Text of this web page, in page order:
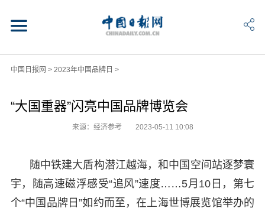
中国日报网 > 2023年中国品牌日 >
“大国重器”闪亮中国品牌博览会
来源：经济参考 2023-05-11 10:08
随中铁建大盾构潜江越海，和中国空间站逐梦寰
宇，随高速磁浮感受“追风”速度……5月10日，第七
个“中国品牌日”如约而至，在上海世博展览馆举办的